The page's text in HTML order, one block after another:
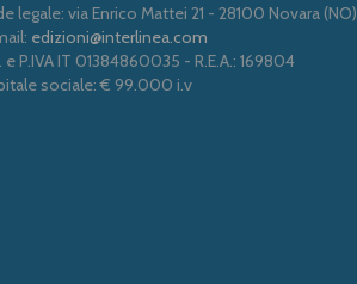
legale: via Enrico Mattei 21 - 28100 Novara (NO)
edizioni@interlinea.com
e P.IVA IT 01384860035 - R.E.A.: 169804
sociale: € 99.000 i.v